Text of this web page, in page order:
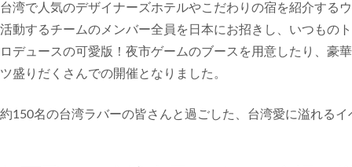
台湾で人気のデザイナーズホテルやこだわりの宿を紹介する
活動するチームのメンバー全員を日本にお招きし、いつもの
ロデュースの可愛版！夜市ゲームのブースを用意したり、豪
ツ盛りだくさんでの開催となりました。
約150名の台湾ラバーの皆さんと過ごした、台湾愛に溢れる